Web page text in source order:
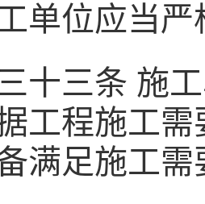
位应当严
三条 施工
工程施工
满足施工